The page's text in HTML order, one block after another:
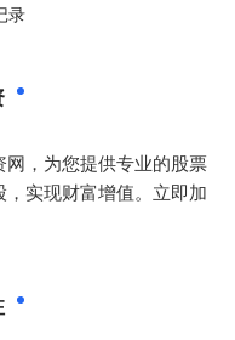
录
，为您提供专业的股票
实现财富增值。立即加